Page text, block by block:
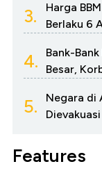
3.
Harga
Berlaku 6
4.
Bank-
Besar,
5.
Negara di
Features